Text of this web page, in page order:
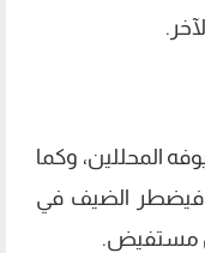
المحللين، وكما
فيضطر الضيف في
مستفيض.